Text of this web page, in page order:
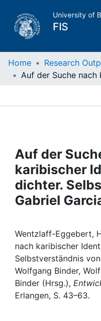
University of
FIS
Home
Projects
People
Institutions
Awards
My FIS
Help
Home Research
Auf der
karibischer
dichter.
Gabriel
Wentzlaff-Eggebert,
nach karibischer
Selbstverständnis
Wolfgang Binder,
Binder (Hrsg.),
Erlangen, S. 43–63.